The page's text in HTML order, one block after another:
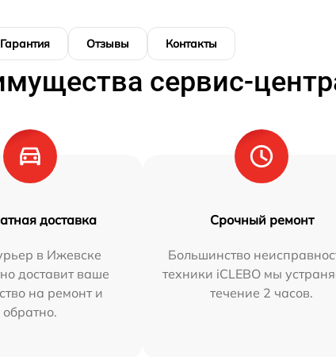
Гарантия Отзывы Контакты
сервис-
доставка
в Ижевске
доставит ваше
на ремонт и
обратно.
Срочный ремонт
Большинство
техники iCLEBO мы
течение 2 часов.